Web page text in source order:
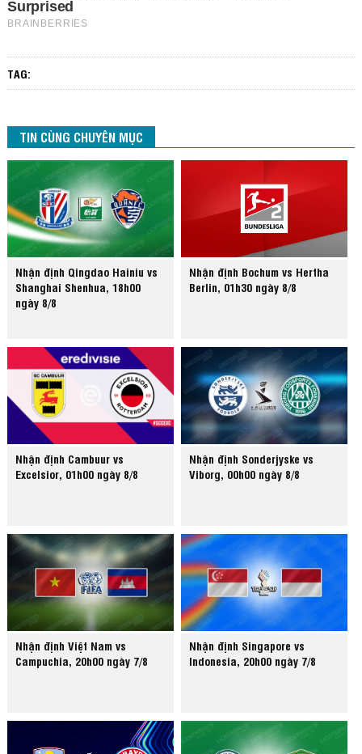
TAG:
TIN CÙNG CHUYÊN MỤC
Nhận định Qingdao Hainiu vs
Shanghai Shenhua, 18h00
ngày 8/8
Nhận định Bochum vs Hertha
Berlin, 01h30 ngày 8/8
Nhận định Cambuur vs
Excelsior, 01h00 ngày 8/8
Nhận định Sonderjyske vs
Viborg, 00h00 ngày 8/8
Nhận định Việt Nam vs
Campuchia, 20h00 ngày 7/8
Nhận định Singapore vs
Indonesia, 20h00 ngày 7/8